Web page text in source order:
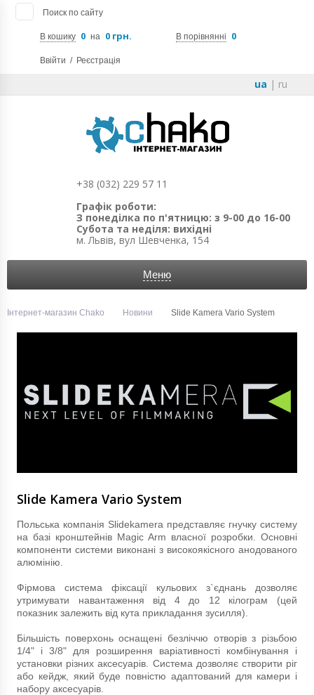
Поиск по сайту
В кошику 0 на 0 грн. В порівнянні 0
Ввійти / Реєстрація
ua | ru
+38 (032) 229 57 11
Графік роботи:
З понеділка по п'ятницю: з 9-00 до 16-00
Субота та неділя: вихідні
м. Львів, вул Шевченка, 154
Меню
Інтернет-магазин Chako Новини Slide Kamera Vario System
Slide Kamera Vario System
Польська компанія Slidekamera представляє гнучку систему
на базі кронштейнів Magic Arm власної розробки. Основні
компоненти системи виконані з високоякісного анодованого
алюмінію.
Фірмова система фіксації кульових з`єднань дозволяє
утримувати навантаження від 4 до 12 кілограм (цей
показник залежить від кута прикладання зусилля).
Більшість поверхонь оснащені безліччю отворів з різьбою
1/4" і 3/8" для розширення варіативності комбінування і
установки різних аксесуарів. Система дозволяє створити ріг
або кейдж, який буде повністю адаптований для камери і
набору аксесуарів.